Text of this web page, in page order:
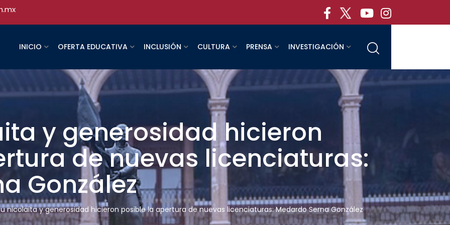
INICIO OFERTA EDUCATIVA INCLUSIÓN CULTURA PRENSA INVESTIGACIÓN
y generosidad hicieron
de nuevas licenciaturas:
González
nicolaita y generosidad hicieron posible la apertura de nuevas licenciaturas: Medardo Serna González